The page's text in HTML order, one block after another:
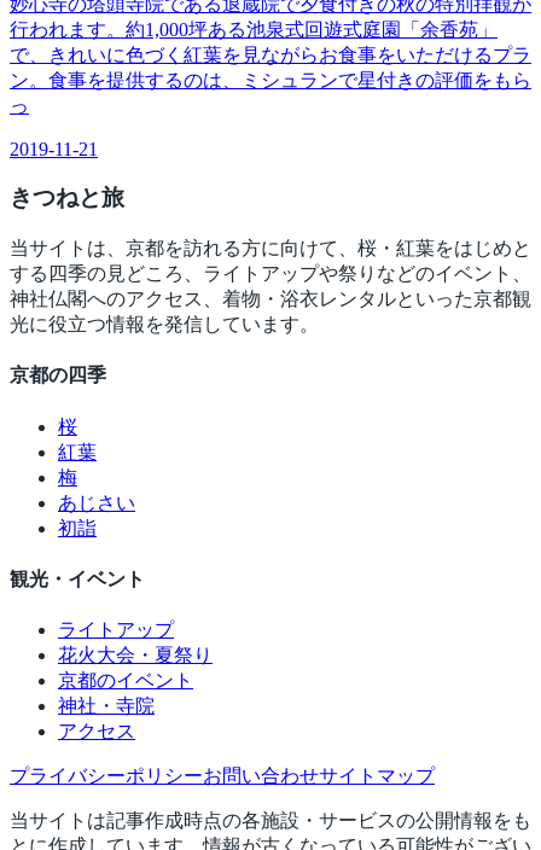
行われます。約1,000坪ある池泉式回遊式庭園「余香苑」
で、きれいに色づく紅葉を見ながらお食事をいただけるプラ
ン。食事を提供するのは、ミシュランで星付きの評価をもら
っ
2019-11-21
きつねと旅
当サイトは、京都を訪れる方に向けて、桜・紅葉をはじめと
する四季の見どころ、ライトアップや祭りなどのイベント、
神社仏閣へのアクセス、着物・浴衣レンタルといった京都観
光に役立つ情報を発信しています。
京都の四季
桜
紅葉
梅
あじさい
初詣
観光・イベント
ライトアップ
花火大会・夏祭り
京都のイベント
神社・寺院
アクセス
プライバシーポリシーお問い合わせサイトマップ
当サイトは記事作成時点の各施設・サービスの公開情報をも